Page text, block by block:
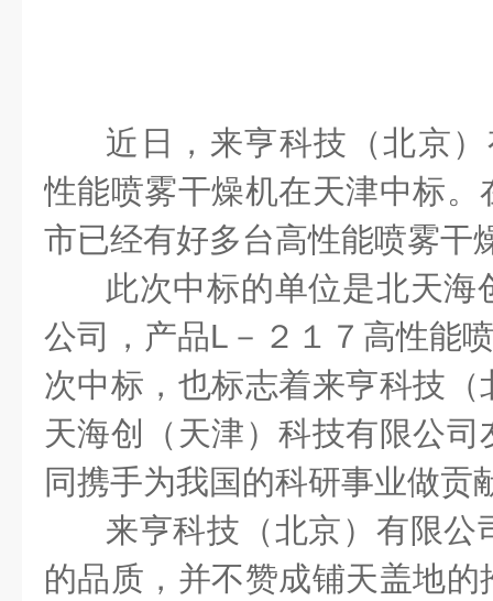
近日，来亨科技（北京
性能喷雾干燥机在天津中标
市已经有好多台高性能喷雾干
此次中标的单位是北天海
公司，产品L－２１７高性能
次中标，也标志着来亨科技
天海创（天津）科技有限公
同携手为我国的科研事业做贡
来亨科技（北京）有限公
的品质，并不赞成铺天盖地